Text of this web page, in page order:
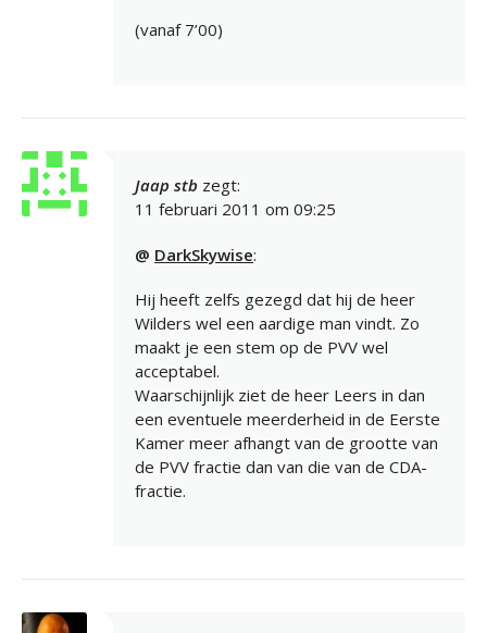
(vanaf 7’00)
Jaap stb zegt:
11 februari 2011 om 09:25
@ DarkSkywise:
Hij heeft zelfs gezegd dat hij de heer
Wilders wel een aardige man vindt. Zo
maakt je een stem op de PVV wel
acceptabel.
Waarschijnlijk ziet de heer Leers in dan
een eventuele meerderheid in de Eerste
Kamer meer afhangt van de grootte van
de PVV fractie dan van die van de CDA-
fractie.